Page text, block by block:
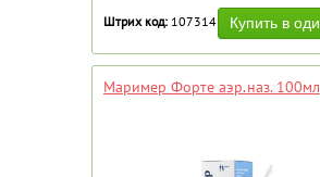
Штрих код: 107314
Маример Форте аэр.наз. 100мл